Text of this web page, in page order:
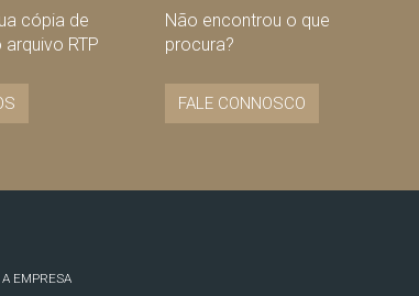
cópia de
RTP
Não encontrou o que
procura?
FALE CONNOSCO
A EMPRESA